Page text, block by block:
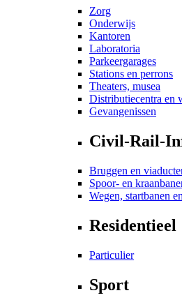
Zorg
Onderwijs
Kantoren
Laboratoria
Parkeergarages
Stations en perrons
Theaters, musea
Distributiecentra en
Gevangenissen
Civil-Rail-
Bruggen en
Spoor- en
Wegen, startbanen
Residentieel
Particulier
Sport